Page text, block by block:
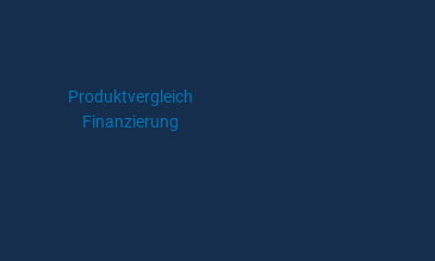
Produktvergleich
Finanzierung